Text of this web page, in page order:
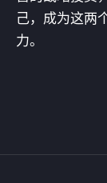
己，成为这两
力。